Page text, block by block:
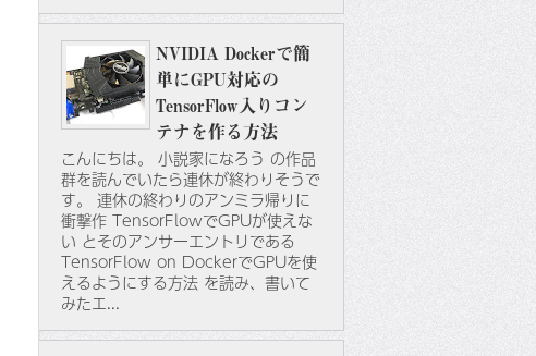
NVIDIA Dockerで簡
単にGPU対応の
TensorFlow入りコン
テナを作る方法
こんにちは。 小説家になろう の作品
群を読んでいたら連休が終わりそうで
す。 連休の終わりのアンミラ帰りに
衝撃作 TensorFlowでGPUが使えな
い とそのアンサーエントリである
TensorFlow on DockerでGPUを使
えるようにする方法 を読み、書いて
みたエ...